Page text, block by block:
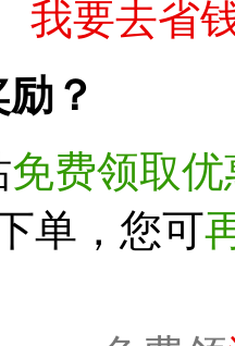
我要去省
？
免费领取优
单，您可